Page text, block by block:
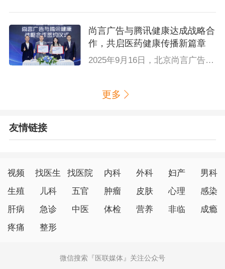
尚言广告与腾讯健康达成战略合
作，共启医药健康传播新篇章
2025年9月16日，北京尚言广告有限公司（以下简称尚言广告）总经理黄海军、副总经理侯清照一行出席在深圳举办的2025腾讯全球数字生态大会，并与腾讯健康正式签署战略合作协议。双方将围绕医药健康领域的数字化传播、技术赋能与生态共建展开深度合作，携手推动行业创新与升级。
更多
友情链接
视频 找医生 找医院 内科 外科 妇产
男科
生殖
儿科 五官 肿瘤 皮肤 心理
感染
肝病
急诊 中医 体检 营养 非临
成瘾
疼痛
整形
微信搜索 医联媒体 关注公众号